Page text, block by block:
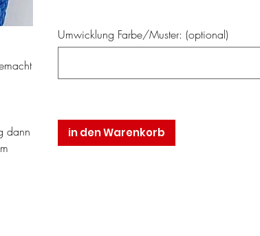
dann
Umwicklung Farbe/Muster: (optional)
in den Warenkorb